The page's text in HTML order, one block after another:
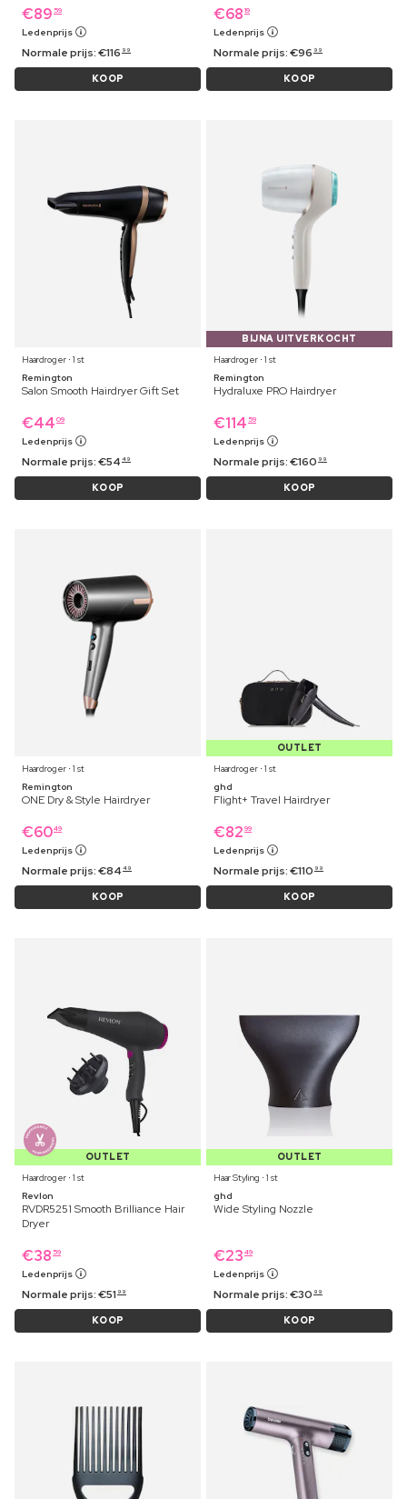
€89 59
Ledenprijs
Normale prijs:€116 99
KOOP
€68 19
Ledenprijs
Normale prijs:€96 99
KOOP
Haardroger ⋅ 1 st
Remington
Salon Smooth Hairdryer Gift Set
€44 09
Ledenprijs
Normale prijs:€54 49
KOOP
BIJNA UITVERKOCHT
Haardroger ⋅ 1 st
Remington
Hydraluxe PRO Hairdryer
€114 59
Ledenprijs
Normale prijs:€160 99
KOOP
Haardroger ⋅ 1 st
Remington
ONE Dry & Style Hairdryer
€6049
Ledenprijs
Normale prijs:€84 49
KOOP
OUTLET
Haardroger ⋅ 1 st
ghd
Flight+ Travel Hairdryer
€82 99
Ledenprijs
Normale prijs:€110 99
KOOP
OUTLET
Haardroger ⋅ 1 st
Revlon
RVDR5251 Smooth Brilliance Hair
Dryer
€38 59
Ledenprijs
Normale prijs:€51 99
KOOP
OUTLET
Haar Styling ⋅ 1 st
ghd
Wide Styling Nozzle
€23 49
Ledenprijs
Normale prijs:€30 99
KOOP